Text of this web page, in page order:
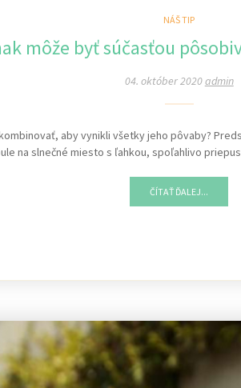
NÁŠ TIP
môže byť súčasťou
04. október 2020admin
aby vynikli všetky jeho pôvaby?
na slnečné miesto s ľahkou, spoľahlivo
ČÍTAŤ ĎALEJ...